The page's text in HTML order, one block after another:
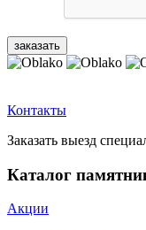
Контакты
Заказать выезд
Каталог
Акции